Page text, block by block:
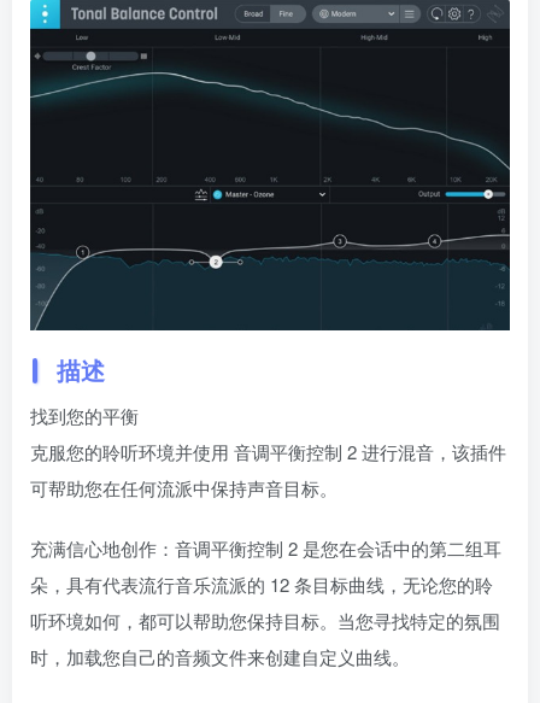
描述
找到您的平衡
克服您的聆听环境并使用 音调平衡控制 2 进行混音，该插件
可帮助您在任何流派中保持声音目标。
充满信心地创作：音调平衡控制 2 是您在会话中的第二组耳
朵，具有代表流行音乐流派的 12 条目标曲线，无论您的聆
听环境如何，都可以帮助您保持目标。当您寻找特定的氛围
时，加载您自己的音频文件来创建自定义曲线。